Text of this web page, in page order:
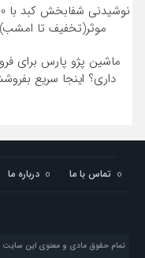
موثر(تخفیف تا امشب)
ماشین پژو پارس برای
داری؟ اینجا سریع
تماس با ما درباره ما
تمام حقوق مادی و معنوی این سایت